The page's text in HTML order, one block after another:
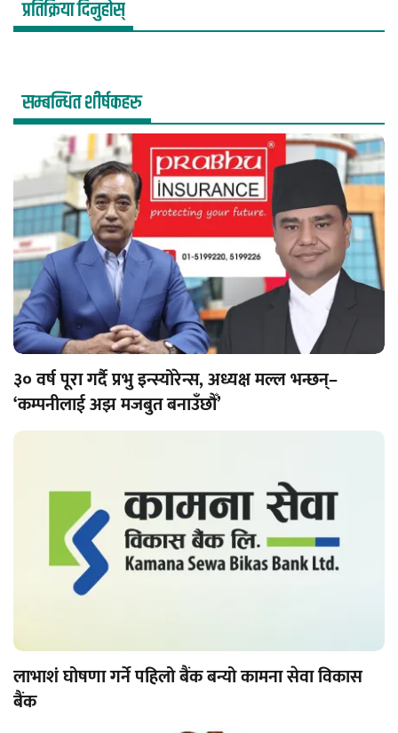
प्रतिक्रिया दिनुहोस्
सम्बन्धित शीर्षकहरु
३० वर्ष पूरा गर्दै प्रभु इन्स्योरेन्स, अध्यक्ष मल्ल भन्छन्–
‘कम्पनीलाई अझ मजबुत बनाउँछौँ’
लाभाशं घोषणा गर्ने पहिलो बैंक बन्यो कामना सेवा विकास
बैंक